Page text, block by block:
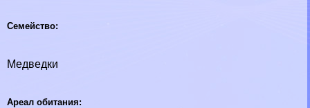
Семейство:
Медведки
Ареал обитания: